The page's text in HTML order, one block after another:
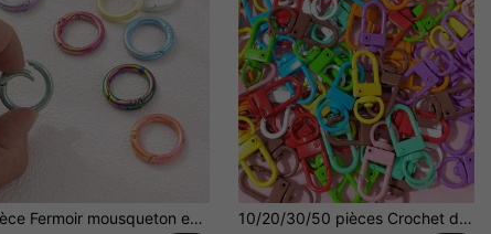
1 pièce Fermoir mousqueton en alliage de métal coloré et électrolysé, anneau rond ouvert à ressort. Connecteur pour porte-clés, sac, chaîne de téléphone portable. Convient pour l'artisanat, les accessoires de voiture, les breloques de sac, l'école, le style gothique Y2K 10/20/30/50 pièces Crochet de porte-clés en métal de couleur vive aléatoire - Fermoir pivotant durable - Parfait pour les bijoux DIY et les accessoires de sac, mignon, style Y2K